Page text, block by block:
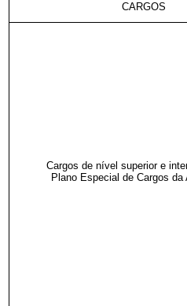
CARGOS
Cargos de nível superior e
Plano Especial de Cargos da